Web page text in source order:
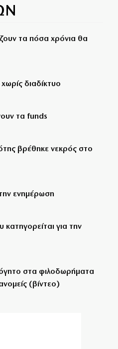
τα πόσα χρόνια θα
διαδίκτυο
τα funds
βρέθηκε νεκρός στο
ενημέρωση
για την
στα φιλοδωρήματα
(βίντεο)